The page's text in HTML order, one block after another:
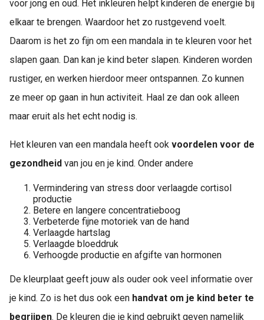
voor jong en oud. Het inkleuren helpt kinderen de energie bij
elkaar te brengen. Waardoor het zo rustgevend voelt.
Daarom is het zo fijn om een mandala in te kleuren voor het
slapen gaan. Dan kan je kind beter slapen. Kinderen worden
rustiger, en werken hierdoor meer ontspannen. Zo kunnen
ze meer op gaan in hun activiteit. Haal ze dan ook alleen
maar eruit als het echt nodig is.
Het kleuren van een mandala heeft ook voordelen voor de
gezondheid van jou en je kind. Onder andere
Vermindering van stress door verlaagde cortisol
productie
Betere en langere concentratieboog
Verbeterde fijne motoriek van de hand
Verlaagde hartslag
Verlaagde bloeddruk
Verhoogde productie en afgifte van hormonen
De kleurplaat geeft jouw als ouder ook veel informatie over
je kind. Zo is het dus ook een handvat om je kind beter te
begrijpen. De kleuren die je kind gebruikt geven namelijk